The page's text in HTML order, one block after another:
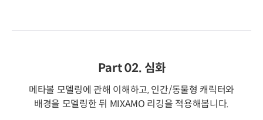
Part 02. 심화
메타볼 모델링에 관해 이해하고, 인간/동물형 캐릭터와
배경을 모델링한 뒤 MIXAMO 리깅을 적용해봅니다.